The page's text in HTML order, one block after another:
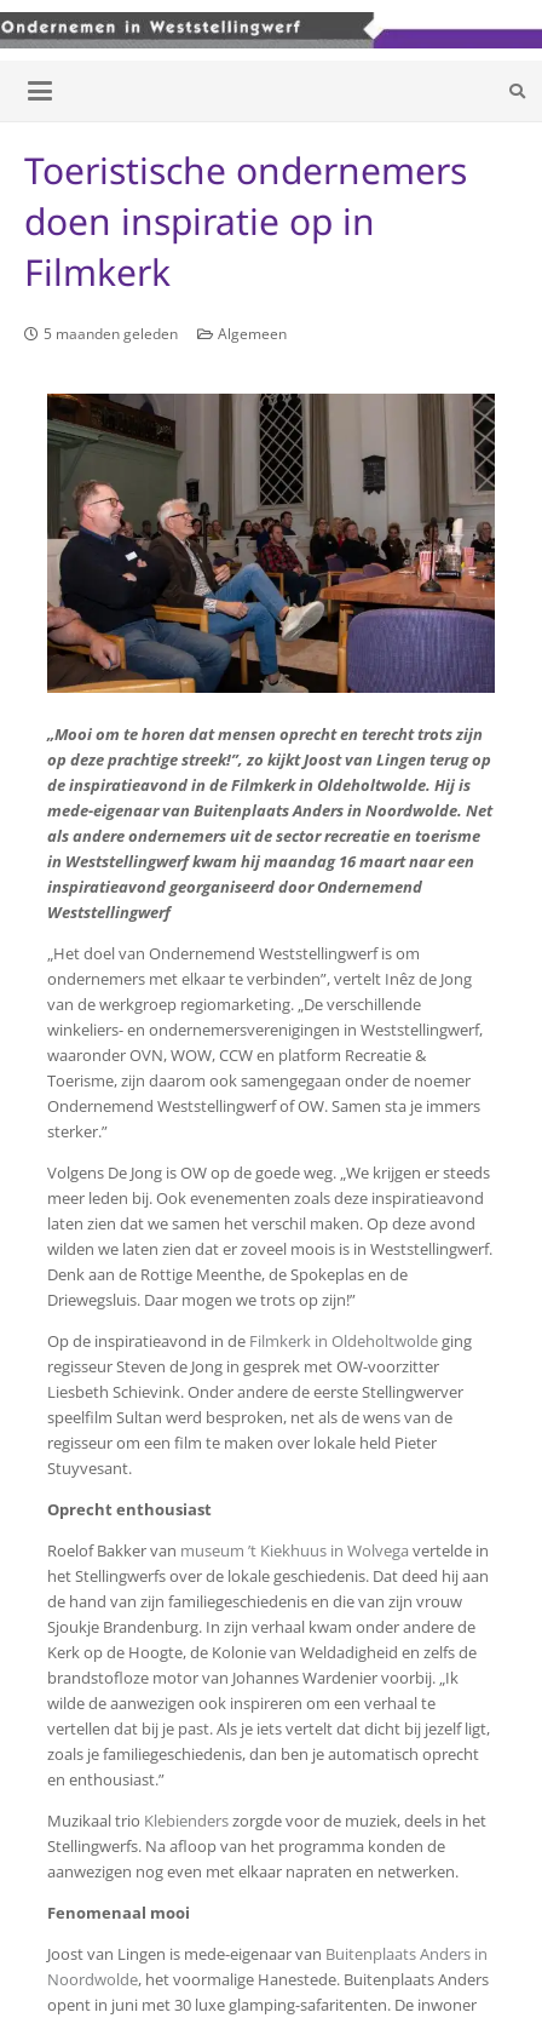
Toeristische ondernemers
doen inspiratie op in
Filmkerk
5 maanden geleden Algemeen
„Mooi om te horen dat mensen oprecht en terecht trots zijn
op deze prachtige streek!”, zo kijkt Joost van Lingen terug op
de inspiratieavond in de Filmkerk in Oldeholtwolde. Hij is
mede-eigenaar van Buitenplaats Anders in Noordwolde. Net
als andere ondernemers uit de sector recreatie en toerisme
in Weststellingwerf kwam hij maandag 16 maart naar een
inspiratieavond georganiseerd door Ondernemend
Weststellingwerf
„Het doel van Ondernemend Weststellingwerf is om
ondernemers met elkaar te verbinden”, vertelt Inêz de Jong
van de werkgroep regiomarketing. „De verschillende
winkeliers- en ondernemersverenigingen in Weststellingwerf,
waaronder OVN, WOW, CCW en platform Recreatie &
Toerisme, zijn daarom ook samengegaan onder de noemer
Ondernemend Weststellingwerf of OW. Samen sta je immers
sterker.”
Volgens De Jong is OW op de goede weg. „We krijgen er steeds
meer leden bij. Ook evenementen zoals deze inspiratieavond
laten zien dat we samen het verschil maken. Op deze avond
wilden we laten zien dat er zoveel moois is in Weststellingwerf.
Denk aan de Rottige Meenthe, de Spokeplas en de
Driewegsluis. Daar mogen we trots op zijn!”
Op de inspiratieavond in de Filmkerk in Oldeholtwoldeging
regisseur Steven de Jong in gesprek met OW-voorzitter
Liesbeth Schievink. Onder andere de eerste Stellingwerver
speelfilm Sultan werd besproken, net als de wens van de
regisseur om een film te maken over lokale held Pieter
Stuyvesant.
Oprecht enthousiast
Roelof Bakker van museum ’t Kiekhuus in Wolvega vertelde in
het Stellingwerfs over de lokale geschiedenis. Dat deed hij aan
de hand van zijn familiegeschiedenis en die van zijn vrouw
Sjoukje Brandenburg. In zijn verhaal kwam onder andere de
Kerk op de Hoogte, de Kolonie van Weldadigheid en zelfs de
brandstofloze motor van Johannes Wardenier voorbij. „Ik
wilde de aanwezigen ook inspireren om een verhaal te
vertellen dat bij je past. Als je iets vertelt dat dicht bij jezelf ligt,
zoals je familiegeschiedenis, dan ben je automatisch oprecht
en enthousiast.”
Muzikaal trio Klebienderszorgde voor de muziek, deels in het
Stellingwerfs. Na afloop van het programma konden de
aanwezigen nog even met elkaar napraten en netwerken.
Fenomenaal mooi
Joost van Lingen is mede-eigenaar van Buitenplaats Anders in
Noordwolde, het voormalige Hanestede. Buitenplaats Anders
opent in juni met 30 luxe glamping-safaritenten. De inwoner